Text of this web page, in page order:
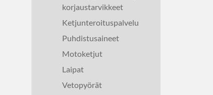
korjaustarvikkeet
Ketjunteroituspalvelu
Puhdistusaineet
Motoketjut
Laipat
Vetopyörät